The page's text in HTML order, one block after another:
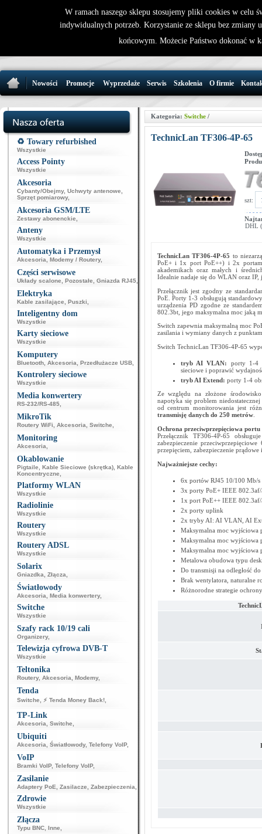
32 721 86
Nowości Promocje Wyprzedaże Serwis Szkolenia O firmie
♻️ Towary refurbished
Wszystkie
Access Pointy
Wszystkie
Akcesoria
Cybanty/Obejmy, Uchwyty antenowe
Sprzęt pomiarowy,
Akcesoria GSM/LTE
Zestawy abonenckie
Anteny
Wszystkie
Automatyka i Przemysł
Akcesoria Modemy / Routery,
Części serwisowe
Układy scalone Pozostałe Gniazda RJ45
Elektryka
Kable zasilające Puszki
Inteligentny dom
Wszystkie
Karty sieciowe
Wszystkie
Komputery
Bluetooth Akcesoria Przedłużacze USB
Kontrolery sieciowe
Wszystkie
Media konwertery
RS-232/RS-485
MikroTik
Routery WiFi Akcesoria Switche
Monitoring
Akcesoria
Okablowanie
Pigtaile Kable Sieciowe (skrętka) Kable
Koncentryczne
Platformy WLAN
Wszystkie
Radiolinie
Wszystkie
Routery
Wszystkie
Routery ADSL
Wszystkie
Solarix
Gniazdka Złącza
Światłowody
Akcesoria Media konwertery,
Switche
Wszystkie
Szafy rack 10/19 cali
Organizery,
Telewizja cyfrowa DVB-T
Wszystkie
Teltonika
Routery, Akcesoria Modemy,
Tenda
Switche ⚡ Tenda Money Back!
TP-Link
Akcesoria Switche
Ubiquiti
Akcesoria Światłowody, Telefony VoIP,
VoIP
Bramki VoIP, Telefony VoIP,
Zasilanie
Adaptery PoE Zasilacze Zabezpieczenia
Zdrowie
Wszystkie
Złącza
Typu BNC Inne
Kategoria: Switche/
TechnicLan TF306-4P-65
szt:
DHL
TechnicLan TF306-4P-65 to
PoE+ i 1x port PoE++) i 2x
akademikach oraz małych i
Idealnie nadaje się do WLAN oraz
Przełącznik jest zgodny ze
PoE. Porty 1-3 obsługują
urządzenia PD zgodne ze
802.3bt, jego maksymalna moc jaką
Switch zapewnia maksymalną moc
zasilania i wymiany danych z
Switch TechnicLan TF306-4P-65
tryb AI VLAN: porty 1-4
sieciowe i poprawić
tryb AI Extend: porty 1-4
Ze względu na złożone
napotyka się problem
od centrum monitorowania jest
transmisję danych do 250 metrów.
Ochrona przeciwprzepięciowa portu
Przełącznik TF306-4P-65
zabezpieczenie
przepięciem, zabezpieczenie
Najważniejsze cechy:
6x portów RJ45 10/100 Mb/
3x porty PoE+ IEEE 802.3af/
1x port PoE++ IEEE 802.3af/
2x porty uplink
2x tryby AI: AI VLAN, AI
Maksymalna moc wyjściowa
Maksymalna moc wyjściowa
Maksymalna moc wyjściowa
Metalowa obudowa typu
Do transmisji na odległość
Brak wentylatora, naturalne
Różnorodne strategie
W ramach naszego sklepu stosujemy pliki cookies w celu
indywidualnych potrzeb. Korzystanie ze sklepu bez zmiany
końcowym. Możecie Państwo dokonać w